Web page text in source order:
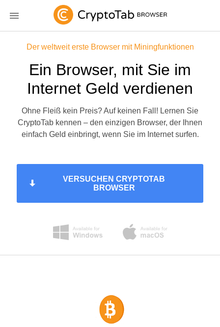
Der weltweit erste Browser mit Miningfunktionen
Ein Browser, mit Sie im
Internet Geld verdienen
Ohne Fleiß kein Preis? Auf keinen Fall! Lernen Sie
CryptoTab kennen – den einzigen Browser, der Ihnen
einfach Geld einbringt, wenn Sie im Internet surfen.
VERSUCHEN CRYPTOTAB
BROWSER